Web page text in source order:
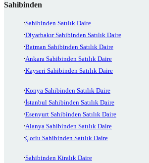
Sahibinden
Sahibinden Satılık Daire
Diyarbakır Sahibinden Satılık Daire
Batman Sahibinden Satılık Daire
Ankara Sahibinden Satılık Daire
Kayseri Sahibinden Satılık Daire
Konya Sahibinden Satılık Daire
İstanbul Sahibinden Satılık Daire
Esenyurt Sahibinden Satılık Daire
Alanya Sahibinden Satılık Daire
Çorlu Sahibinden Satılık Daire
Sahibinden Kiralık Daire